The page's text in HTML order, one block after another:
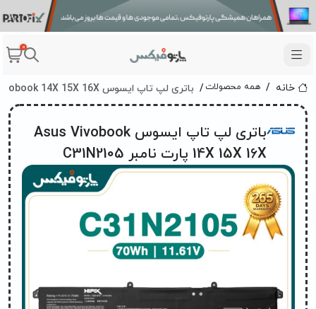
0
خانه همه محصولات باتری لپ تاپ ایسوس Asus Vivobook 14X 15X 16X پارت نامبر C31N2105
باتری لپ تاپ ایسوس Asus Vivobook
14X 15X 16X پارت نامبر C31N2105